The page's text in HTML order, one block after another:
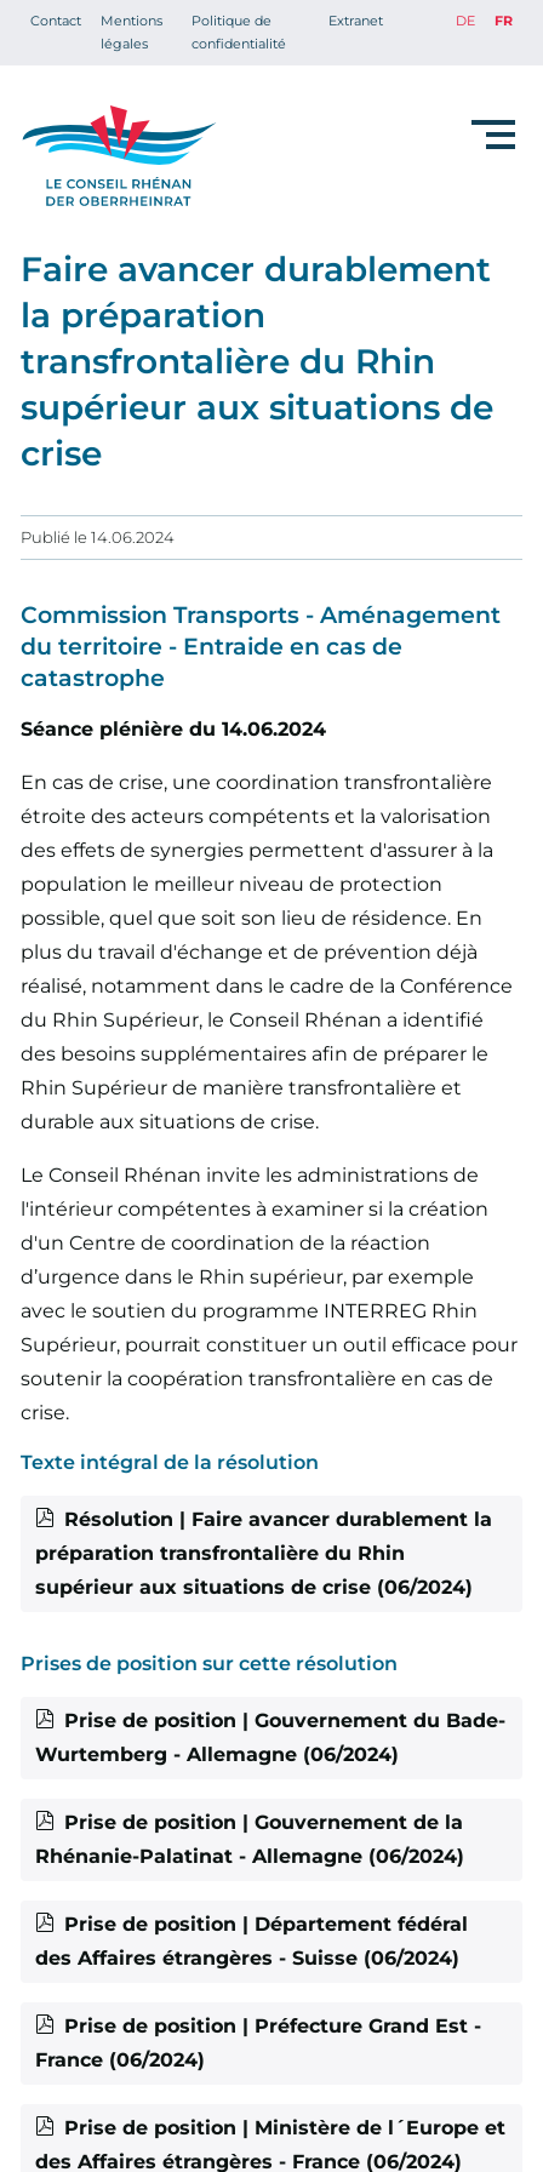
Contact
Mentions
légales
Politique de
confidentialité
Extranet DE FR
Faire avancer durablement
la préparation
transfrontalière du Rhin
supérieur aux situations de
crise
Publié le14.06.2024
Commission Transports - Aménagement
du territoire - Entraide en cas de
catastrophe
Séance plénière du 14.06.2024
En cas de crise, une coordination transfrontalière
étroite des acteurs compétents et la valorisation
des effets de synergies permettent d'assurer à la
population le meilleur niveau de protection
possible, quel que soit son lieu de résidence. En
plus du travail d'échange et de prévention déjà
réalisé, notamment dans le cadre de la Conférence
du Rhin Supérieur, le Conseil Rhénan a identifié
des besoins supplémentaires afin de préparer le
Rhin Supérieur de manière transfrontalière et
durable aux situations de crise.
Le Conseil Rhénan invite les administrations de
l'intérieur compétentes à examiner si la création
d'un Centre de coordination de la réaction
d’urgence dans le Rhin supérieur, par exemple
avec le soutien du programme INTERREG Rhin
Supérieur, pourrait constituer un outil efficace pour
soutenir la coopération transfrontalière en cas de
crise.
Texte intégral de la résolution
Résolution | Faire avancer durablement la
préparation transfrontalière du Rhin
supérieur aux situations de crise (06/2024)
Prises de position sur cette résolution
Prise de position | Gouvernement du Bade-
Wurtemberg - Allemagne (06/2024)
Prise de position | Gouvernement de la
Rhénanie-Palatinat - Allemagne (06/2024)
Prise de position | Département fédéral
des Affaires étrangères - Suisse (06/2024)
Prise de position | Préfecture Grand Est -
France (06/2024)
Prise de position | Ministère de l´Europe et
des Affaires étrangères - France (06/2024)